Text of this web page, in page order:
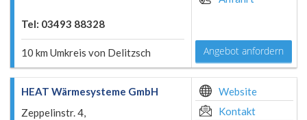
Tel: 03493 88328
10 km Umkreis von Delitzsch Angebot anfordern
HEAT Wärmesysteme GmbH
Zeppelinstr. 4,
Website
Kontakt